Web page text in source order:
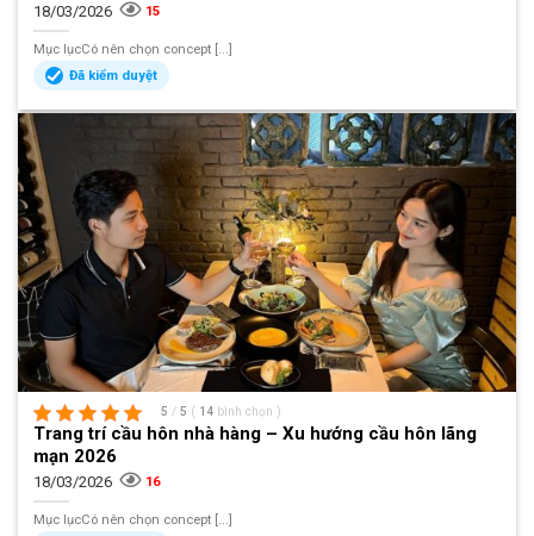
18/03/2026 15
Mục lụcCó nên chọn concept [...]
Đã kiểm duyệt
5 / 5 ( 14 bình chọn )
Trang trí cầu hôn nhà hàng – Xu hướng cầu hôn lãng
mạn 2026
18/03/2026 16
Mục lụcCó nên chọn concept [...]